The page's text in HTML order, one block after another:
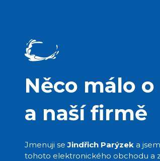
Něco málo o
a naší firmě
Jmenuji seJindřich Parýzeka
tohoto elektronického obchodu a